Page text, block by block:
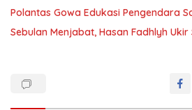
Polantas Gowa Edukasi Pengendara
Sebulan Menjabat, Hasan Fadhlyh Ukir